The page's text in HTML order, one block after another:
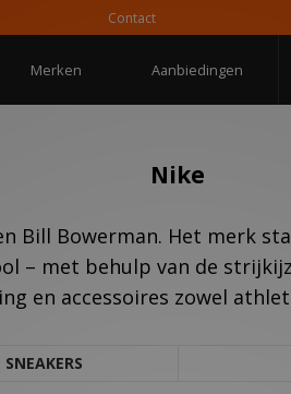
Contact
Merken Aanbiedingen
Nike
Bill Bowerman. Het merk
– met behulp van de
en accessoires zowel